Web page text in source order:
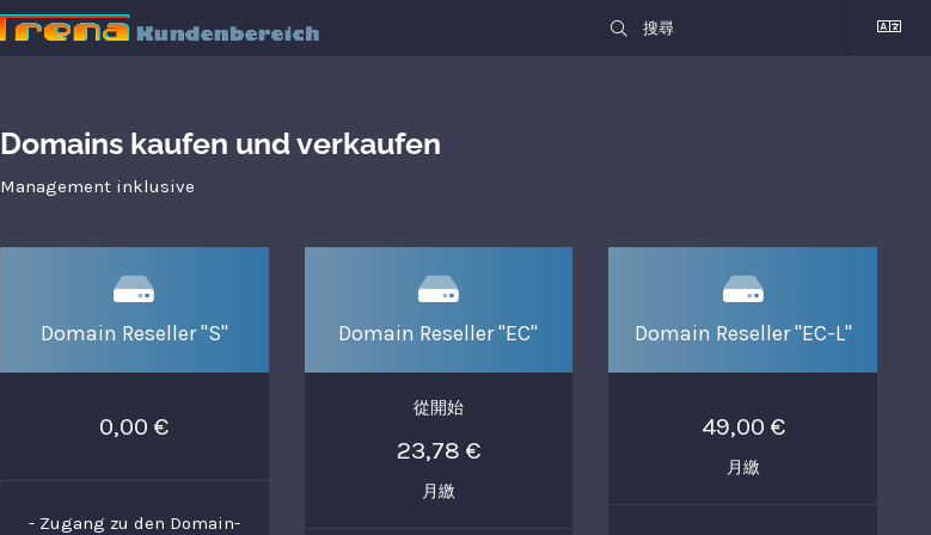
Domains kaufen und verkaufen
Management inklusive
Domain Reseller "S"
0,00 €
- Zugang zu den Domain-
Domain Reseller "EC"
從開始
23,78 €
月繳
Domain Reseller "EC-L"
49,00 €
月繳